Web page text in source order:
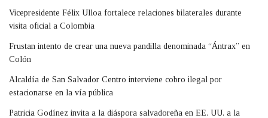
Vicepresidente Félix Ulloa fortalece relaciones bilaterales durante
visita oficial a Colombia
Frustan intento de crear una nueva pandilla denominada “Ántrax” en
Colón
Alcaldía de San Salvador Centro interviene cobro ilegal por
estacionarse en la vía pública
Patricia Godínez invita a la diáspora salvadoreña en EE. UU. a la